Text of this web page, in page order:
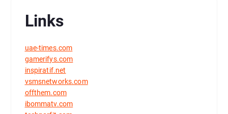
Links
uae-times.com
gamerifys.com
inspiratif.net
vsmsnetworks.com
offthem.com
ibommatv.com